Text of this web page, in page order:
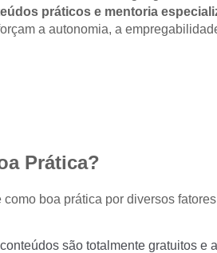
práticos e mentoria
a autonomia, a
Prática?
boa prática por diversos
são totalmente gratuitos